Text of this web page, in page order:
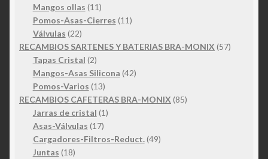
productos
Mangos ollas 1111
productos
Pomos-Asas-Cierres 1111
Válvulas 2222
productos
RECAMBIOS SARTENES Y BATERIAS BRA-MONIX 5757
Tapas Cristal 22
productos
Mangos-Asas Silicona 4242
Pomos-Varios 1313
productos
RECAMBIOS CAFETERAS BRA-MONIX 8585
Jarras de cristal 11
Asas-Válvulas 1717
productos
Cargadores-Filtros-Reduct. 4949
Juntas 1818